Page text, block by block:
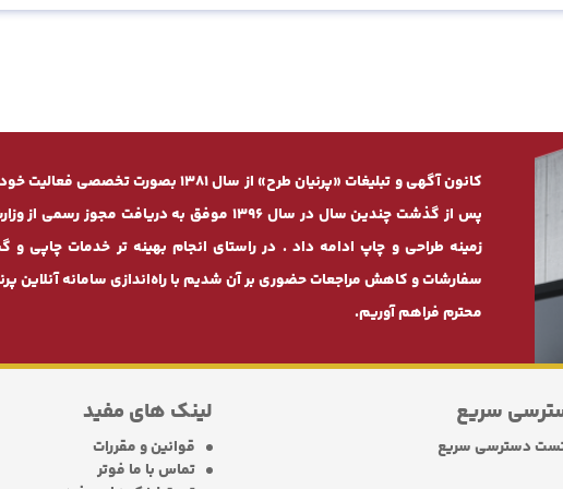
کانون آگهی و تبلیغات «پرنیان طرح» از
پس از گذشت چندیـن سال در سال 1396 موفق به
زمینه طراحی و چاپ ادامه داد . در راستای انجام بهینه ‌تر خدمات
سفارشات و کاهش مراجعات حضوری بر آن شدیم با راه‌اندازی سامانه آنلاین
محترم فراهم آوریم.
سریع
دسترسی سریع
لینک های مفید
قوانین و مقررات
تماس با ما فوتر